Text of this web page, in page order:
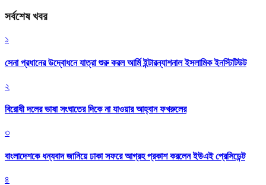
সর্বশেষ খবর
১
সেনা প্রধানের উদ্বোধনে যাত্রা শুরু করল আর্মি ইন্টারন্যাশনাল ইসলামিক ইনস্টিটিউট
২
বিরোধী দলের ভাষা সংঘাতের দিকে না যাওয়ার আহ্বান ফখরুলের
৩
বাংলাদেশকে ধন্যবাদ জানিয়ে ঢাকা সফরে আগ্রহ প্রকাশ করলেন ইউএই প্রেসিডেন্ট
৪